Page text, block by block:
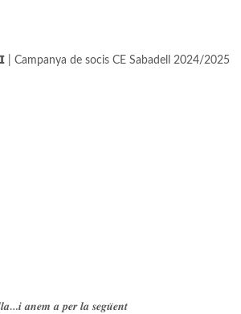
de socis CE Sabadell 2024/2025
𝒂𝒏𝒆𝒎 𝒂 𝒑𝒆𝒓 𝒍𝒂 𝒔𝒆𝒈𝒖̈𝒆𝒏𝒕